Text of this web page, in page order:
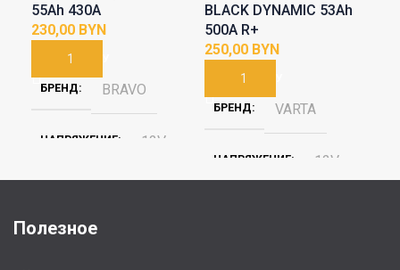
55Аh 430A
BYN
В КОРЗИНУ
БРЕНД BRAVO
НАПРЯЖЕНИЕ 12V
Обратная (R+)
BLACK DYNAMIC 53Ah
500A R+
BYN
В КОРЗИНУ
БРЕНД VARTA
НАПРЯЖЕНИЕ 12V
Полезное